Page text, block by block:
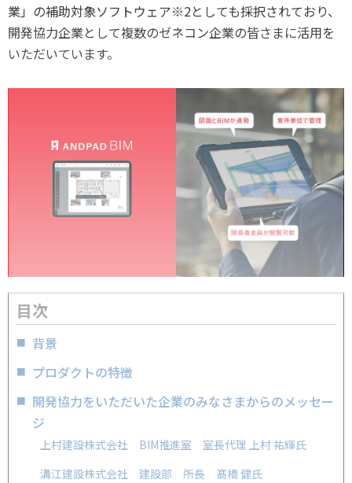
業」の補助対象ソフトウェア※2としても採択されており、
開発協力企業として複数のゼネコン企業の皆さまに活用を
いただいています。
目次
背景
プロダクトの特徴
開発協力をいただいた企業のみなさまからのメッセー
ジ
上村建設株式会社 BIM推進室 室長代理 上村 祐輝氏
溝江建設株式会社 建設部 所長 髙橋 健氏